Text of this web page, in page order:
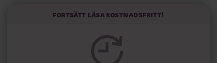
1) Arrogant mot personalen
Fortsätt läsa kostnadsfritt!